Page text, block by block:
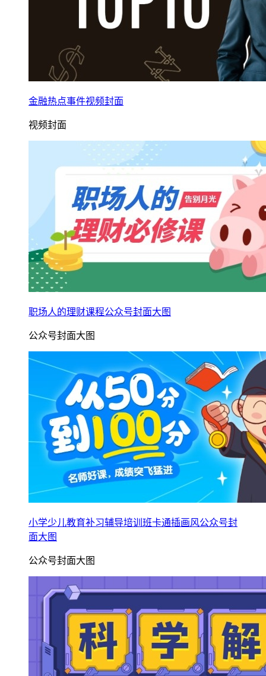
金融热点事件视频封面
视频封面
职场人的理财课程公众号封面大图
公众号封面大图
小学少儿教育补习辅导培训班卡通插画风公众号封
面大图
公众号封面大图